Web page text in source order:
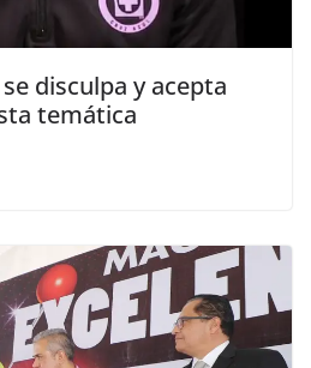
disculpa y acepta
temática